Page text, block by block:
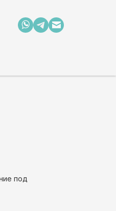
под